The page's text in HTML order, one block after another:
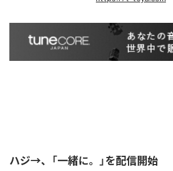
ハジ→、「一緒に。」を配信開始